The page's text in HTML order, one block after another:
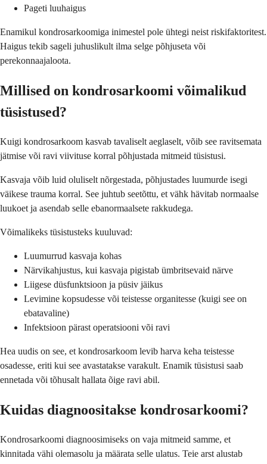
Pageti luuhaigus
Enamikul kondrosarkoomiga inimestel pole ühtegi neist riskifaktoritest.
Haigus tekib sageli juhuslikult ilma selge põhjuseta või
perekonnaajaloota.
Millised on kondrosarkoomi võimalikud
tüsistused?
Kuigi kondrosarkoom kasvab tavaliselt aeglaselt, võib see ravitsemata
jätmise või ravi viivituse korral põhjustada mitmeid tüsistusi.
Kasvaja võib luid oluliselt nõrgestada, põhjustades luumurde isegi
väikese trauma korral. See juhtub seetõttu, et vähk hävitab normaalse
luukoet ja asendab selle ebanormaalsete rakkudega.
Võimalikeks tüsistusteks kuuluvad:
Luumurrud kasvaja kohas
Närvikahjustus, kui kasvaja pigistab ümbritsevaid närve
Liigese düsfunktsioon ja püsiv jäikus
Levimine kopsudesse või teistesse organitesse (kuigi see on
ebatavaline)
Infektsioon pärast operatsiooni või ravi
Hea uudis on see, et kondrosarkoom levib harva keha teistesse
osadesse, eriti kui see avastatakse varakult. Enamik tüsistusi saab
ennetada või tõhusalt hallata õige ravi abil.
Kuidas diagnoositakse kondrosarkoomi?
Kondrosarkoomi diagnoosimiseks on vaja mitmeid samme, et
kinnitada vähi olemasolu ja määrata selle ulatus. Teie arst alustab